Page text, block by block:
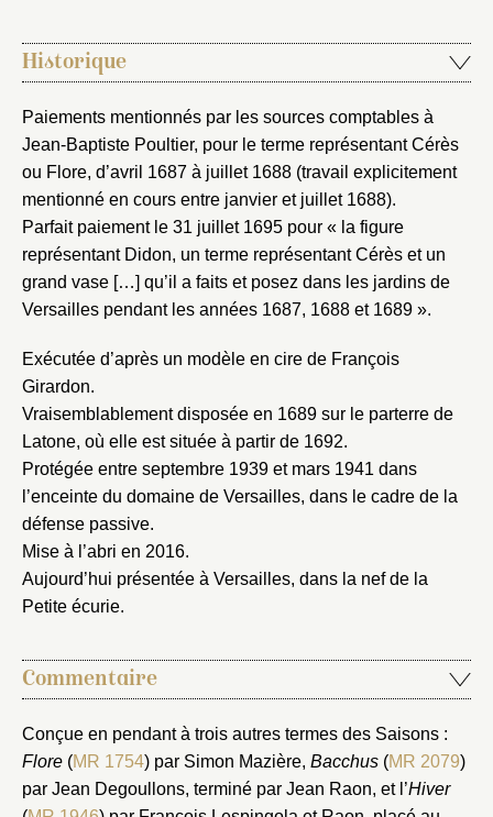
Historique
Paiements mentionnés par les sources comptables à
Jean-Baptiste Poultier, pour le terme représentant Cérès
ou Flore, d’avril 1687 à juillet 1688 (travail explicitement
mentionné en cours entre janvier et juillet 1688).
Parfait paiement le 31 juillet 1695 pour « la figure
représentant Didon, un terme représentant Cérès et un
grand vase […] qu’il a faits et posez dans les jardins de
Versailles pendant les années 1687, 1688 et 1689 ».
Exécutée d’après un modèle en cire de François
Girardon.
Vraisemblablement disposée en 1689 sur le parterre de
Latone, où elle est située à partir de 1692.
Protégée entre septembre 1939 et mars 1941 dans
l’enceinte du domaine de Versailles, dans le cadre de la
défense passive.
Mise à l’abri en 2016.
Aujourd’hui présentée à Versailles, dans la nef de la
Petite écurie.
Commentaire
Conçue en pendant à trois autres termes des Saisons :
Flore (MR 1754) par Simon Mazière, Bacchus (MR 2079)
par Jean Degoullons, terminé par Jean Raon, et l’Hiver
Choix du dossier où ajouter la
Nom du dossier
Courriel